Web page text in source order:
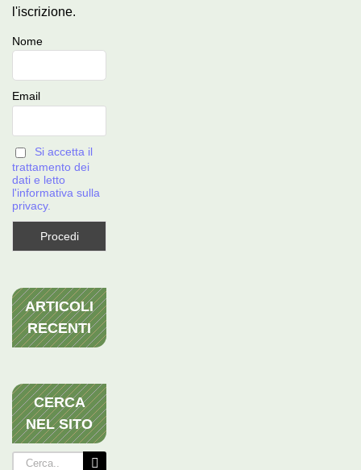
l'iscrizione.
Nome
Email
Si accetta il
trattamento dei
dati e letto
l'informativa sulla
privacy.
ARTICOLI
RECENTI
CERCA
NEL SITO
Cerca